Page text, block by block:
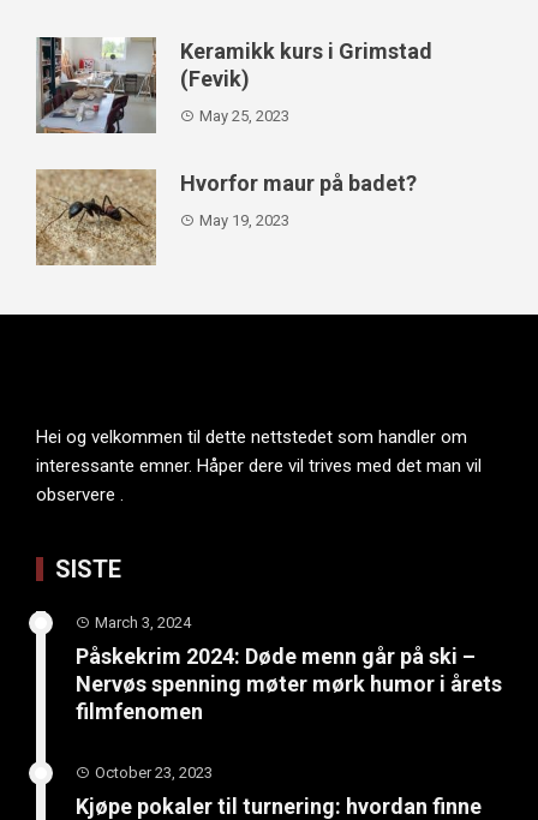
Keramikk kurs i Grimstad
(Fevik)
May 25, 2023
Hvorfor maur på badet?
May 19, 2023
Hei og velkommen til dette nettstedet som handler om
interessante emner. Håper dere vil trives med det man vil
observere .
SISTE
March 3, 2024
Påskekrim 2024: Døde menn går på ski –
Nervøs spenning møter mørk humor i årets
filmfenomen
October 23, 2023
Kjøpe pokaler til turnering: hvordan finne